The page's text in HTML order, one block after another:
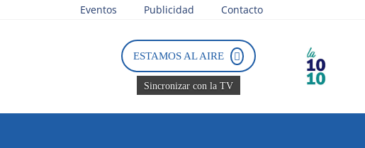
Eventos Publicidad Contacto
ESTAMOS AL AIRE
Sincronizar con la TV